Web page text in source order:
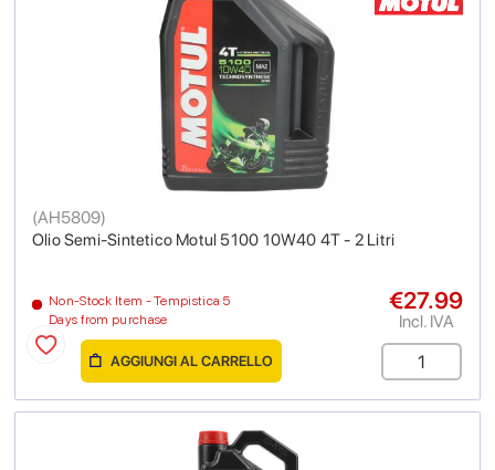
Olio Semi-Sintetico Motul 5100 10W40 4T - 2 Litri
(AH5809)
Non-Stock Item - Tempistica 5
Days from purchase
€27.99
Incl. IVA
AGGIUNGI AL CARRELLO